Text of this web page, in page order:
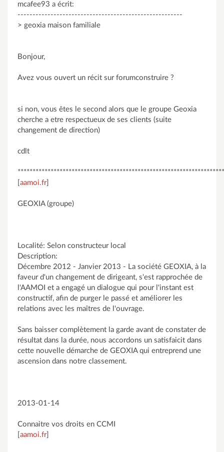
mcafee93 a écrit:
-------------------------------------------------------
> geoxia maison familiale
Bonjour,
Avez vous ouvert un récit sur forumconstruire ?
si non, vous êtes le second alors que le groupe Geoxia
cherche a etre respectueux de ses clients (suite
changement de direction)
cdlt
aamoi.fr]
GEOXIA (groupe)
Localité: Selon constructeur local
Description:
Décembre 2012 - Janvier 2013 - La société GEOXIA, à la
faveur d'un changement de dirigeant, s'est rapprochée de
l'AAMOI et a engagé un dialogue qui pour l'instant est
constructif, afin de purger le passé et améliorer les
relations avec les maîtres de l'ouvrage.
Sans baisser complètement la garde avant de constater de
résultat dans la durée, nous accordons un satisfaicit dans
cette nouvelle démarche de GEOXIA qui entreprend une
ascension dans notre classement.
2013-01-14
Connaitre vos droits en CCMI
aamoi.fr]